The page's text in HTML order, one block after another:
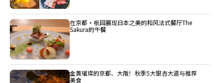
在京都・祇园展现日本之美的和风法式餐厅The
Sakura的午餐
金黄璀璨的京都、大阪！秋季5大银杏大道与推荐
美食